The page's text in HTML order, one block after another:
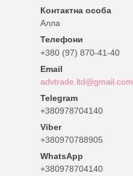
Алла
+380 (97) 870-41-40
advtrade.ltd@gmail.com
+380978704140
+380970788905
+380978704140